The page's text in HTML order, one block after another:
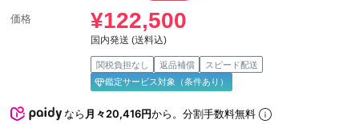
価格 ¥122,500
国内発送 (送料込)
関税負担なし 返品補償
スピード配送
鑑定サービス対象（条件あり）
なら月々20,416円から。分割手数料無料